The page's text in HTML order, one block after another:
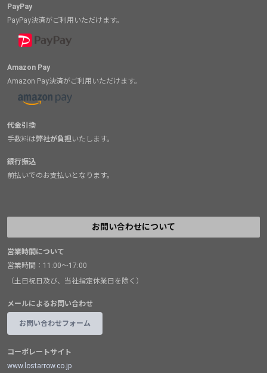
PayPay
PayPay決済がご利用いただけます。
Amazon Pay
Amazon Pay決済がご利用いただけます。
代金引換
手数料は弊社が負担いたします。
銀行振込
前払いでのお支払いとなります。
お問い合わせについて
営業時間について
営業時間：11:00～17:00
（土日祝日及び、当社指定休業日を除く）
メールによるお問い合わせ
お問い合わせフォーム
コーポレートサイト
www.lostarrow.co.jp